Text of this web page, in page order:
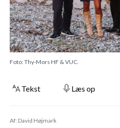
Foto: Thy-Mors HF & VUC.
Tekst Læs op
Af: David Højmark